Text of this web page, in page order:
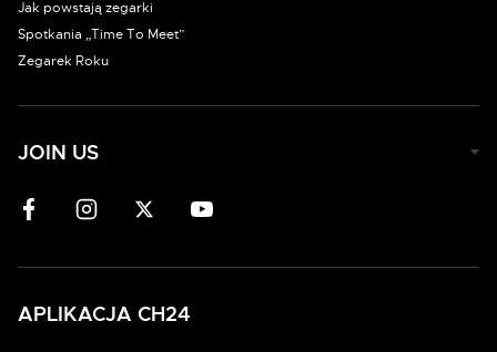
Jak powstają zegarki
Spotkania „Time To Meet”
Zegarek Roku
JOIN US
APLIKACJA CH24